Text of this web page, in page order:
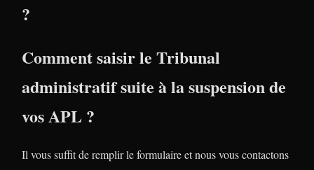
?
Comment saisir le Tribunal
administratif suite à la suspension de
vos APL ?
Il vous suffit de remplir le formulaire et nous vous contactons